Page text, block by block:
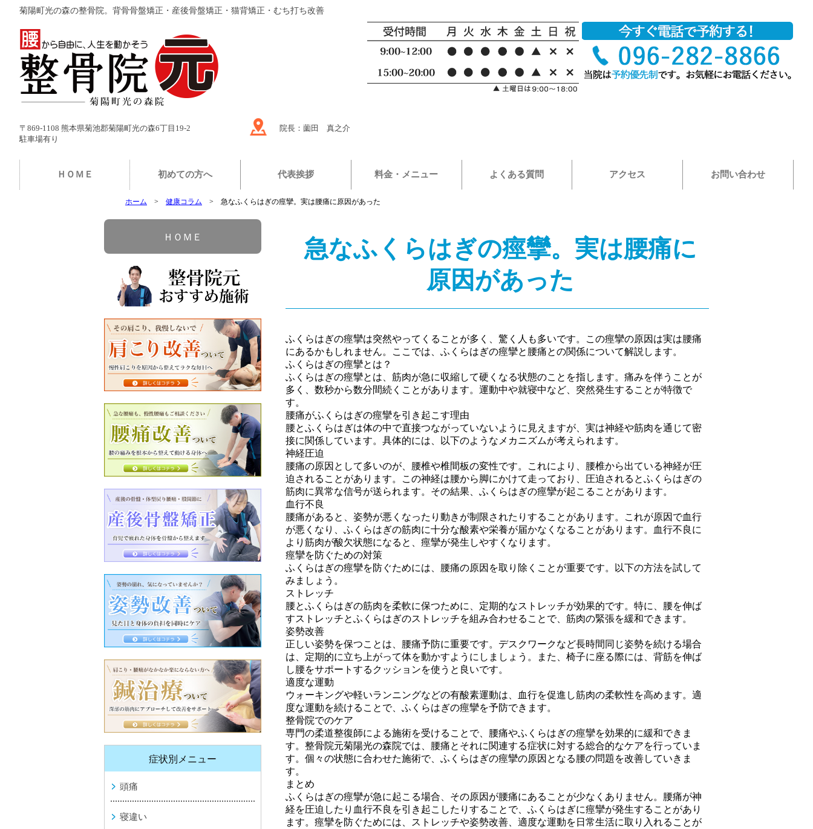
菊陽町光の森の整骨院。背骨骨盤矯正・産後骨盤矯正・猫背矯正・むち打ち改善
〒869-1108 熊本県菊池郡菊陽町光の森6丁目19-2
駐車場有り
院長：薗田 真之介
ＨＯＭＥ 初めての方へ 代表挨拶 料金・メニュー よくある質問 アクセス お問い合わせ
ホーム 健康コラム 急なふくらはぎの痙攣。実は腰痛に原因があった
急なふくらはぎの痙攣。実は腰痛に
原因があった
ふくらはぎの痙攣は突然やってくることが多く、驚く人も多いです。この痙攣の原因は実は腰痛
にあるかもしれません。ここでは、ふくらはぎの痙攣と腰痛との関係について解説します。
ふくらはぎの痙攣とは？
ふくらはぎの痙攣とは、筋肉が急に収縮して硬くなる状態のことを指します。痛みを伴うことが
多く、数秒から数分間続くことがあります。運動中や就寝中など、突然発生することが特徴で
す。
腰痛がふくらはぎの痙攣を引き起こす理由
腰とふくらはぎは体の中で直接つながっていないように見えますが、実は神経や筋肉を通じて密
接に関係しています。具体的には、以下のようなメカニズムが考えられます。
神経圧迫
腰痛の原因として多いのが、腰椎や椎間板の変性です。これにより、腰椎から出ている神経が圧
迫されることがあります。この神経は腰から脚にかけて走っており、圧迫されるとふくらはぎの
筋肉に異常な信号が送られます。その結果、ふくらはぎの痙攣が起こることがあります。
血行不良
腰痛があると、姿勢が悪くなったり動きが制限されたりすることがあります。これが原因で血行
が悪くなり、ふくらはぎの筋肉に十分な酸素や栄養が届かなくなることがあります。血行不良に
より筋肉が酸欠状態になると、痙攣が発生しやすくなります。
痙攣を防ぐための対策
ふくらはぎの痙攣を防ぐためには、腰痛の原因を取り除くことが重要です。以下の方法を試して
みましょう。
ストレッチ
腰とふくらはぎの筋肉を柔軟に保つために、定期的なストレッチが効果的です。特に、腰を伸ば
すストレッチとふくらはぎのストレッチを組み合わせることで、筋肉の緊張を緩和できます。
姿勢改善
正しい姿勢を保つことは、腰痛予防に重要です。デスクワークなど長時間同じ姿勢を続ける場合
は、定期的に立ち上がって体を動かすようにしましょう。また、椅子に座る際には、背筋を伸ば
し腰をサポートするクッションを使うと良いです。
適度な運動
ウォーキングや軽いランニングなどの有酸素運動は、血行を促進し筋肉の柔軟性を高めます。適
度な運動を続けることで、ふくらはぎの痙攣を予防できます。
整骨院でのケア
専門の柔道整復師による施術を受けることで、腰痛やふくらはぎの痙攣を効果的に緩和できま
す。整骨院元菊陽光の森院では、腰痛とそれに関連する症状に対する総合的なケアを行っていま
す。個々の状態に合わせた施術で、ふくらはぎの痙攣の原因となる腰の問題を改善していきま
す。
まとめ
ふくらはぎの痙攣が急に起こる場合、その原因が腰痛にあることが少なくありません。腰痛が神
経を圧迫したり血行不良を引き起こしたりすることで、ふくらはぎに痙攣が発生することがあり
ます。痙攣を防ぐためには、ストレッチや姿勢改善、適度な運動を日常生活に取り入れることが
ＨＯＭＥ
症状別メニュー
頭痛
寝違い